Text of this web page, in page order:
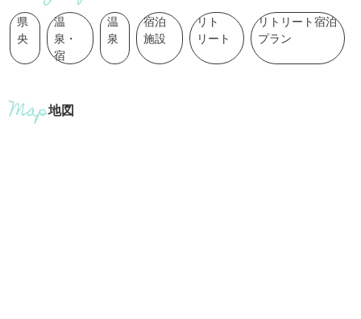
県
央
温
泉・
宿
温
泉
宿泊
施設
リト
リート
リトリート宿泊
プラン
地図